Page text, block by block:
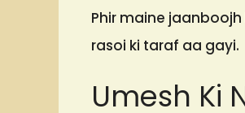
Phir maine
rasoi ki taraf aa gayi.
Umesh Ki